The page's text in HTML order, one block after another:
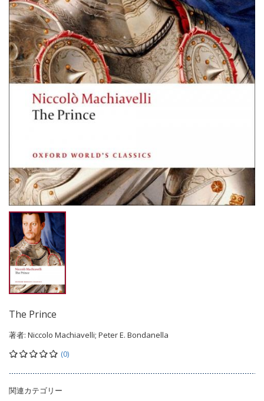
The Prince
著者: Niccolo Machiavelli; Peter E. Bondanella
(0)
関連カテゴリー